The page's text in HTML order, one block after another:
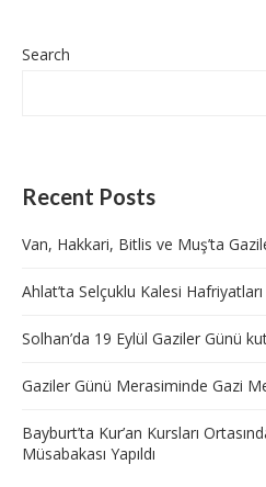
Search
Recent Posts
Van, Hakkari, Bitlis ve Muş’ta
Ahlat’ta Selçuklu Kalesi Hafriyatları
Solhan’da 19 Eylül Gaziler Günü
Gaziler Günü Merasiminde Gazi
Bayburt’ta Kur’an Kursları
Müsabakası Yapıldı